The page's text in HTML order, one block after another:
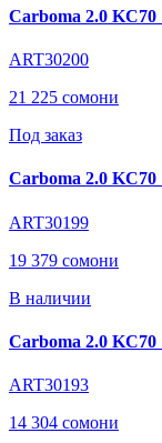
Carboma 2.0
ART30200
21 225 сомони
Под заказ
Carboma 2.0
ART30199
19 379 сомони
В наличии
Carboma 2.0 KC70
ART30193
14 304 сомони